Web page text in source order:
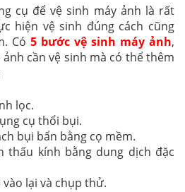
cụ để vệ sinh máy ảnh là rất
hiện vệ sinh đúng cách cũng
Có 5 bước vệ sinh máy ảnh,
cần vệ sinh mà có thể thêm
lọc.
cụ thổi bụi.
bụi bẩn bằng cọ mềm.
thấu kính bằng dung dịch đặc
vào lại và chụp thử.